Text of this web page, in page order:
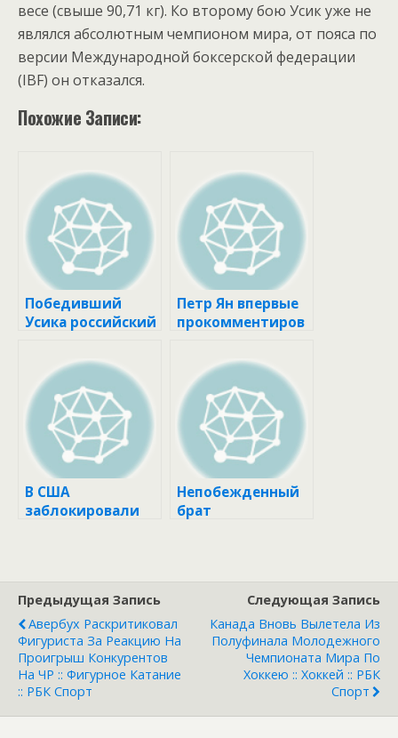
весе (свыше 90,71 кг). Ко второму бою Усик уже не
являлся абсолютным чемпионом мира, от пояса по
версии Международной боксерской федерации
(IBF) он отказался.
Похожие Записи:
Победивший
Усика российский
завершил
карьеру ::
Единоборства ::
РБК Спорт
Петр Ян впервые
прокомментиров
рекордсмена UFC
Двалишвили ::
Единоборства ::
РБК Спорт
В США
заблокировали
Единоборства ::
РБК Спорт
Непобежденный
брат
Единоборства ::
РБК Спорт
Предыдущая Запись
Авербух Раскритиковал
Фигуриста За Реакцию На
Проигрыш Конкурентов
На ЧР :: Фигурное Катание
:: РБК Спорт
Следующая Запись
Канада Вновь Вылетела Из
Полуфинала Молодежного
Чемпионата Мира По
Хоккею :: Хоккей :: РБК
Спорт